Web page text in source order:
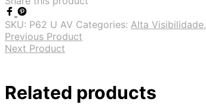
SKU: P62 U AV Categories: Alta Visibilidade,
Previous Product
Next Product
Related products